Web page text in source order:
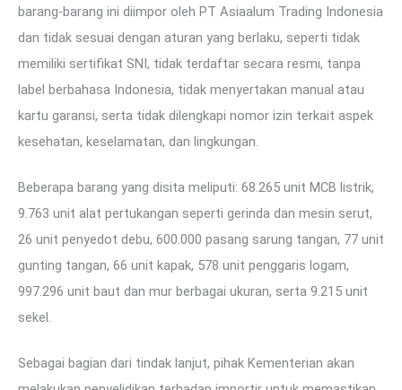
barang-barang ini diimpor oleh PT Asiaalum Trading Indonesia
dan tidak sesuai dengan aturan yang berlaku, seperti tidak
memiliki sertifikat SNI, tidak terdaftar secara resmi, tanpa
label berbahasa Indonesia, tidak menyertakan manual atau
kartu garansi, serta tidak dilengkapi nomor izin terkait aspek
kesehatan, keselamatan, dan lingkungan.
Beberapa barang yang disita meliputi: 68.265 unit MCB listrik,
9.763 unit alat pertukangan seperti gerinda dan mesin serut,
26 unit penyedot debu, 600.000 pasang sarung tangan, 77 unit
gunting tangan, 66 unit kapak, 578 unit penggaris logam,
997.296 unit baut dan mur berbagai ukuran, serta 9.215 unit
sekel.
Sebagai bagian dari tindak lanjut, pihak Kementerian akan